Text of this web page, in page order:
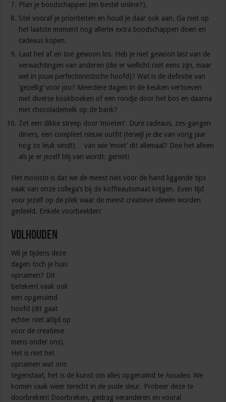
Plan je boodschappen (en bestel online?).
Stel vooraf je prioriteiten en houd je daar ook aan. Ga niet op
het laatste moment nog allerlei extra boodschappen doen en
cadeaus kopen.
Laat het af en toe gewoon los. Heb je niet gewoon last van de
verwachtingen van anderen (die er wellicht niet eens zijn, maar
wel in jouw perfectionistische hoofd)? Wat is de definitie van
‘gezellig’ voor jou? Meerdere dagen in de keuken vertoeven
met diverse kookboeken of een rondje door het bos en daarna
met chocolademelk op de bank?
Zet een dikke streep door ‘moeten’. Dure cadeaus, zes-gangen
diners, een compleet nieuw outfit (terwijl je die van vorig jaar
nog zo leuk vindt)… van wie ‘moet’ dit allemaal? Doe het alleen
als je er jezelf blij van wordt: geniet!
Het mooiste is dat we de meest niet voor de hand liggende tips
vaak van onze collega’s bij de koffieautomaat krijgen. Even tijd
voor jezelf op de plek waar de meest creatieve ideeën worden
gedeeld. Enkele voorbeelden:
Volhouden
Wil je tijdens deze
dagen toch je huis
opruimen? Dit
betekent vaak ook
een opgeruimd
hoofd (dit gaat
echter niet altijd op
voor de creatieve
mens onder ons).
Het is niet het
opruimen wat ons
tegenstaat, het is de kunst om alles opgeruimd te houden. We
komen vaak weer terecht in de oude sleur. Probeer deze te
doorbreken! Doorbreken, gedrag veranderen en vooral